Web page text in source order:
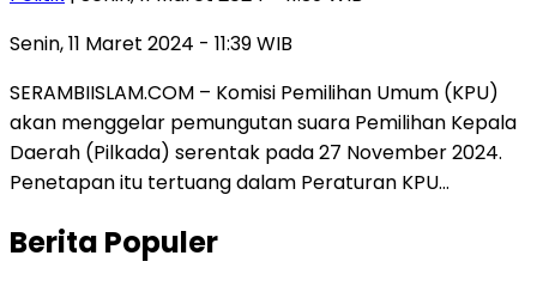
Senin, 11 Maret 2024 - 11:39 WIB
SERAMBIISLAM.COM – Komisi Pemilihan Umum (KPU)
akan menggelar pemungutan suara Pemilihan Kepala
Daerah (Pilkada) serentak pada 27 November 2024.
Penetapan itu tertuang dalam Peraturan KPU…
Berita Populer